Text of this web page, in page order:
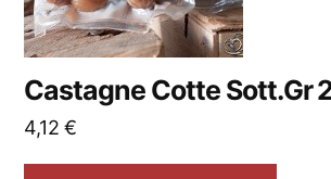
Castagne Cotte Sott.Gr
4,12€